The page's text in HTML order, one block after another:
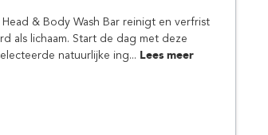
& Body Wash Bar reinigt en verfrist
als lichaam. Start de dag met deze
natuurlijke ing... Lees meer